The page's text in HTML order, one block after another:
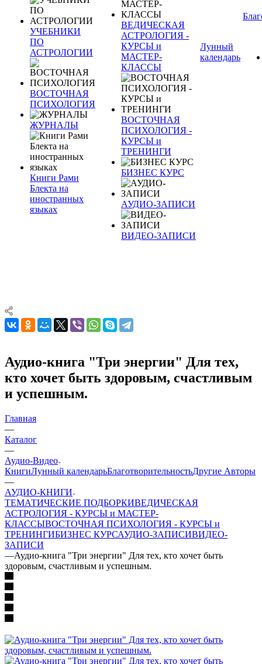
УЧЕБНИКИ
ПО
АСТРОЛОГИИ
ВОСТОЧНАЯ
ПСИХОЛОГИЯ
ЖУРНАЛЫ
Книги Рами
Блекта на
иностранных
языках
ВЕДИЧЕСКАЯ
АСТРОЛОГИЯ -
КУРСЫ и
МАСТЕР-
КЛАССЫ
ВОСТОЧНАЯ
ПСИХОЛОГИЯ -
КУРСЫ и
ТРЕНИНГИ
БИЗНЕС КУРС
АУДИО-ЗАПИСИ
ВИДЕО-ЗАПИСИ
Лунный
календарь
Аудио-книга "Три энергии" Для тех,
кто хочет быть здоровым, счастливым
и успешным.
Главная
—
Каталог
—
Аудио-Видео
КнигиЛунный календарьБлаготворительностьДругие Aвторы
—
АУДИО-КНИГИ
ТЕМАТИЧЕСКИЕ ПОДБОРКИВЕДИЧЕСКАЯ
АСТРОЛОГИЯ - КУРСЫ и МАСТЕР-
КЛАССЫВОСТОЧНАЯ ПСИХОЛОГИЯ - КУРСЫ и
ТРЕНИНГИБИЗНЕС КУРСАУДИО-ЗАПИСИВИДЕО-
ЗАПИСИ
—Аудио-книга "Три энергии" Для тех, кто хочет быть
здоровым, счастливым и успешным.